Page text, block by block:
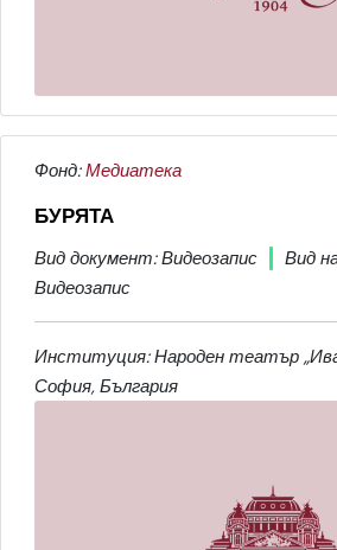
Фонд:Медиатека
БУРЯТА
Вид документ: Видеозапис
Вид
Видеозапис
Институция: Народен театър
София, България